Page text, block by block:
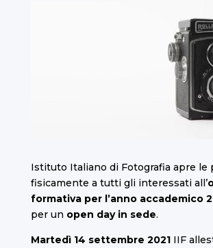
Istituto Italiano di Fotografia apre le
fisicamente a tutti gli interessati all’
formativa per l’anno accademico
per un open day in sede.
Martedì 14 settembre 2021IIF